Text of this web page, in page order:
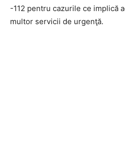
-112 pentru cazurile ce implică
multor servicii de urgenţă.